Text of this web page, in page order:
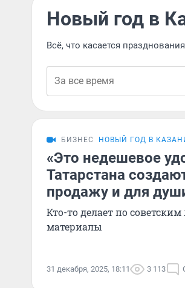
Новый год в
Всё, что касается
БИЗНЕС НОВЫЙ ГОД В
«Это недешевое
Татарстана
продажу и для
Кто-то делает по
материалы
31 декабря, 2025, 18:11 3 113